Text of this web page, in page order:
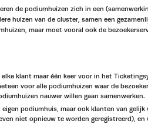
de podiumhuizen zich in een
huizen van de cluster, samen een
maar moet vooral ook de
klant maar één keer voor in het
voor alle podiumhuizen waar de
nauwer willen gaan samenwerken.
podiumhuis, maar ook klanten van
niet opnieuw te worden geregistreerd),